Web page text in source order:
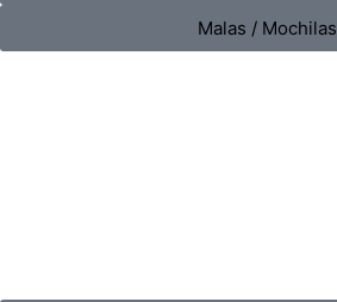
Malas / Mochilas